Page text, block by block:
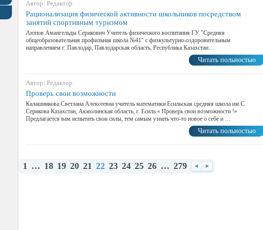
Автор: Редактор
Рационализация физической активности школьников посредством
занятий спортивным туризмом
Аюпов Амангельды Серикович Учитель физического воспитания ГУ "Средняя
общеобразовательная профильная школа №41" с физкультурно-оздоровительным
направлением г. Павлодар, Павлодарская область, Республика Казахстан…
Читать польностью
Автор: Редактор
Проверь свои возможности
Калашникова Светлана Алексеевна учитель математики Есильская средняя школа им.С
Серикова Казахстан, Акмолинская область, г. Есиль « Проверь свои возможности !»
Предлагается вам испытать свои силы, тем самым узнать что-то новое о себе и …
Читать польностью
1 … 18 19 20 21 22 23 24 25 26 … 279